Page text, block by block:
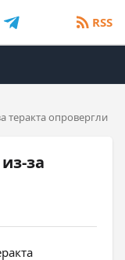
RSS
теракта опровергли
за